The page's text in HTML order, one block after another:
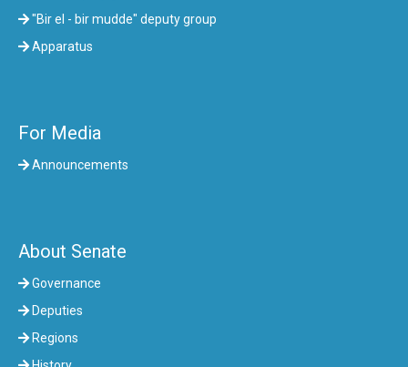
"Bir el - bir mudde" deputy group
Apparatus
For Media
Announcements
About Senate
Governance
Deputies
Regions